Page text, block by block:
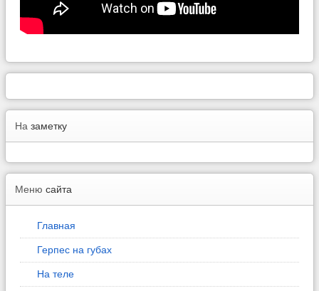
На заметку
Меню сайта
Главная
Герпес на губах
На теле